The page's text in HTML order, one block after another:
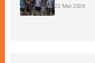
22 Mai 2026